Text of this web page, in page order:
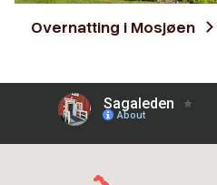
Overnatting i Mosjøen